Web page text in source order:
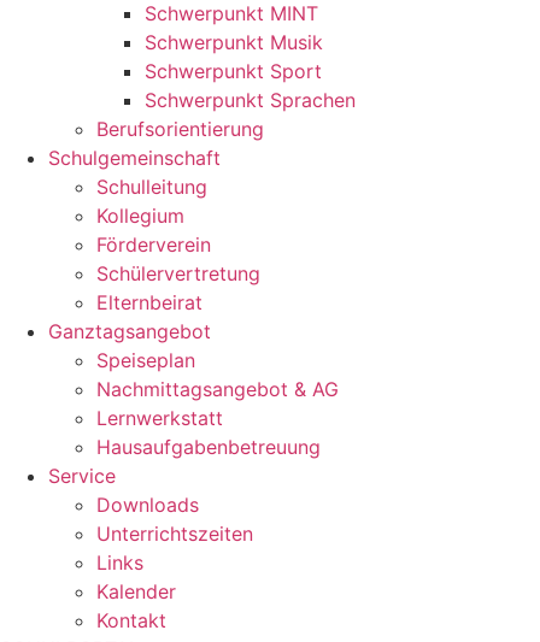
Schwerpunkt MINT
Schwerpunkt Musik
Schwerpunkt Sport
Schwerpunkt Sprachen
Berufsorientierung
Schulgemeinschaft
Schulleitung
Kollegium
Förderverein
Schülervertretung
Elternbeirat
Ganztagsangebot
Speiseplan
Nachmittagsangebot & AG
Lernwerkstatt
Hausaufgabenbetreuung
Service
Downloads
Unterrichtszeiten
Links
Kalender
Kontakt